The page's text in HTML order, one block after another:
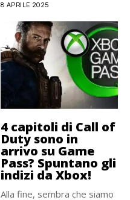
8 APRILE 2025
4 capitoli di Call of
Duty sono in
arrivo su Game
Pass? Spuntano gli
indizi da Xbox!
Alla fine, sembra che siamo